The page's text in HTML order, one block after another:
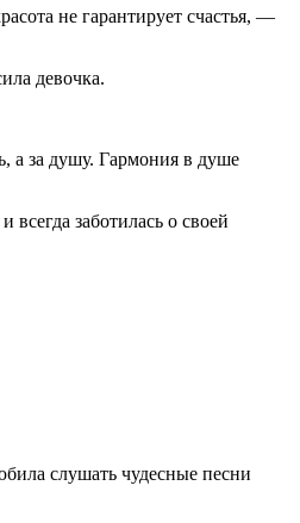
не гарантирует счастья, —
девочка.
а за душу. Гармония в душе
заботилась о своей
слушать чудесные песни